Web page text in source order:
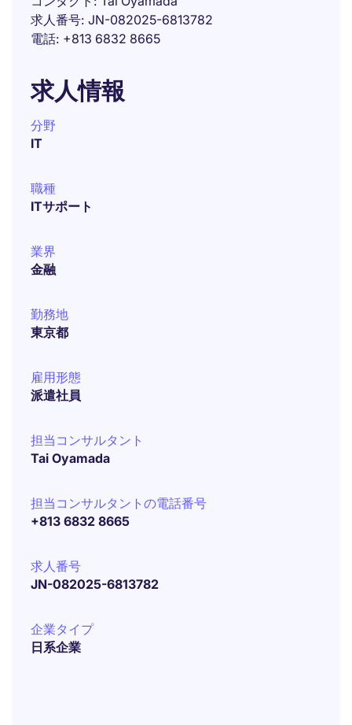
求人番号 JN-082025-6813782
電話 +813 6832 8665
求人情報
分野
IT
職種
ITサポート
業界
金融
勤務地
東京都
雇用形態
派遣社員
担当コンサルタント
Tai Oyamada
担当コンサルタントの電話番号
+813 6832 8665
求人番号
JN-082025-6813782
企業タイプ
日系企業